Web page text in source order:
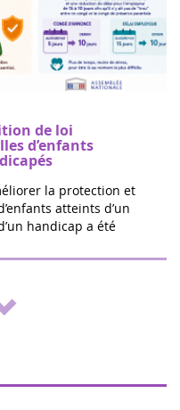
de loi
d’enfants
la protection et
atteints d’un
handicap a été
a Nogent sur Oise
sostenere la ricerca
a Nogent-sur-Oise, a
...
le Cutté
Pour L'espoir sta
di Eva pour la vie ed
dei bambi...